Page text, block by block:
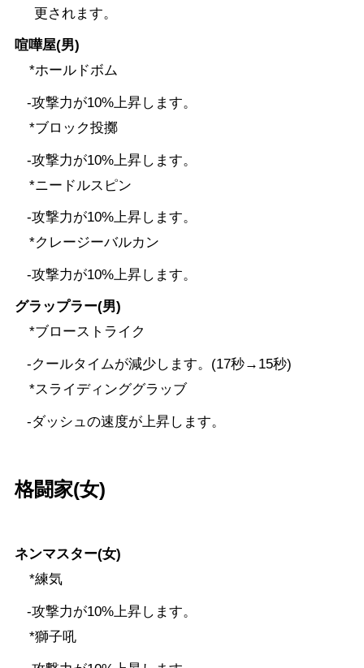
更されます。
喧嘩屋(男)
*ホールドボム
-攻撃力が10%上昇します。
*ブロック投擲
-攻撃力が10%上昇します。
*ニードルスピン
-攻撃力が10%上昇します。
*クレージーバルカン
-攻撃力が10%上昇します。
グラップラー(男)
*ブローストライク
-クールタイムが減少します。(17秒→15秒)
*スライディンググラッブ
-ダッシュの速度が上昇します。
格闘家(女)
ネンマスター(女)
*練気
-攻撃力が10%上昇します。
*獅子吼